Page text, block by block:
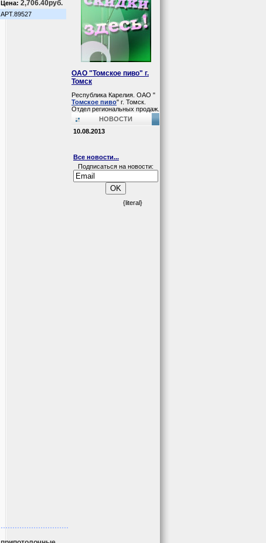
Цена: 2,706.40руб.
АРТ.89527
ОАО "Томское пиво" г.
Томск
Республика Карелия. ОАО "
Томское пиво" г. Томск.
Отдел региональных продаж.
НОВОСТИ
10.08.2013
Все новости...
Подписаться на новости:
{literal}